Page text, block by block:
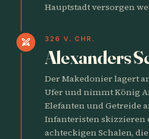
Hauptstadt versorgen
swords 326 V. CHR.
Alexanders
Der Makedonier lagert
Ufer und nimmt König
Elefanten und Getreide
Infanteristen skizzieren
achteckigen Schalen,